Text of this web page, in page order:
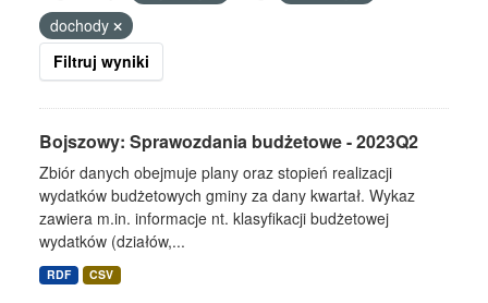
dochody
Filtruj wyniki
Bojszowy: Sprawozdania budżetowe - 2023Q2
Zbiór danych obejmuje plany oraz stopień realizacji
wydatków budżetowych gminy za dany kwartał. Wykaz
zawiera m.in. informacje nt. klasyfikacji budżetowej
wydatków (działów,...
RDF CSV